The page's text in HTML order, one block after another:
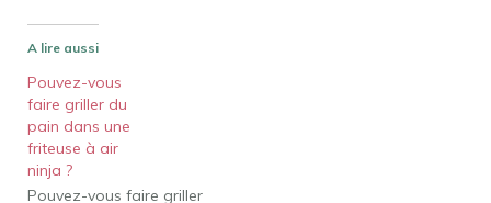
A lire aussi
Pouvez-vous
faire griller du
pain dans une
friteuse à air
ninja ?
Pouvez-vous faire griller